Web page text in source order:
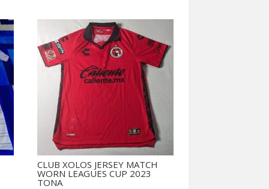
CLUB XOLOS JERSEY MATCH
WORN LEAGUES CUP 2023
TONA